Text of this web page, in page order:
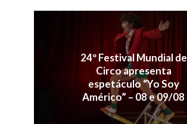
24º Festival Mundial de
Circo apresenta
espetáculo “Yo Soy
Américo” – 08 e 09/08